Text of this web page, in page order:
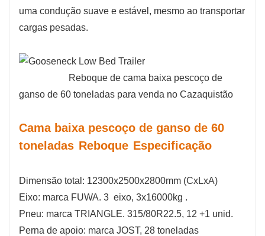
uma condução suave e estável, mesmo ao transportar
cargas pesadas.
Reboque de cama baixa pescoço de
ganso de 60 toneladas para venda no Cazaquistão
Cama baixa pescoço de ganso de 60
toneladas Reboque Especificação
Dimensão total: 12300x2500x2800mm (CxLxA)
Eixo: marca FUWA. 3 eixo, 3x16000kg .
Pneu: marca TRIANGLE. 315/80R22.5, 12 +1 unid.
Perna de apoio: marca JOST, 28 toneladas